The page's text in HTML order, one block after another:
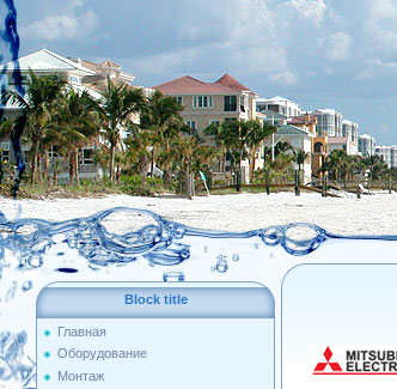
Block title
Главная
Оборудование
Монтаж